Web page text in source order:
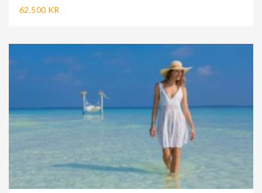
62.500 KR